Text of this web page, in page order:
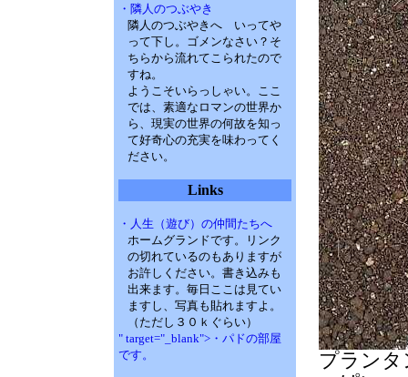
・隣人のつぶやき
隣人のつぶやきへ いってや
って下し。ゴメンなさい？そ
ちらから流れてこられたので
すね。
ようこそいらっしゃい。ここ
では、素適なロマンの世界か
ら、現実の世界の何故を知っ
て好奇心の充実を味わってく
ださい。
Links
・人生（遊び）の仲間たちへ
ホームグランドです。リンク
の切れているのもありますが
お許しください。書き込みも
出来ます。毎日ここは見てい
ますし、写真も貼れますよ。
（ただし３０ｋぐらい）
" target="_blank">・パドの部屋
です。
プラン